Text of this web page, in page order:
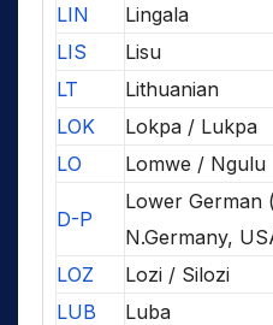
LIN
Lingala
LIS
Lisu
LT
Lithuanian
LOK
Lokpa / Lukpa
LO
Lomwe / Ngulu
D-P
Lower German
N.Germany,
LOZ
Lozi / Silozi
LUB
Luba